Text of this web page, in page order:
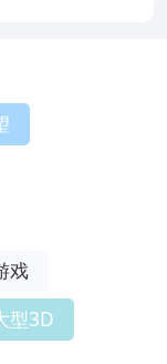
戏
型3D